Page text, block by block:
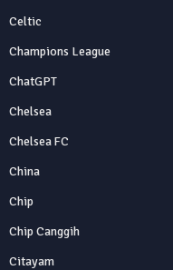
Celtic
Champions League
ChatGPT
Chelsea
Chelsea FC
China
Chip
Chip Canggih
Citayam